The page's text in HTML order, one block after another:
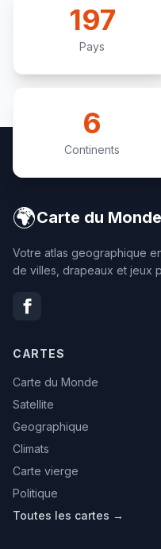
197
Pays
6
Continents
🌍Carte du Monde
Votre atlas geographique
de villes, drapeaux et jeux
CARTES
Carte du Monde
Satellite
Geographique
Climats
Carte vierge
Politique
Toutes les cartes →